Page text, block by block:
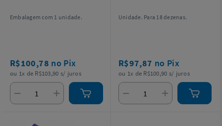
Embalagem com 1 unidade.
R$100,78 no Pix
ou 1x de R$103,90 s/ juros
Unidade. Para 18 dezenas.
R$97,87 no Pix
ou 1x de R$100,90 s/ juros